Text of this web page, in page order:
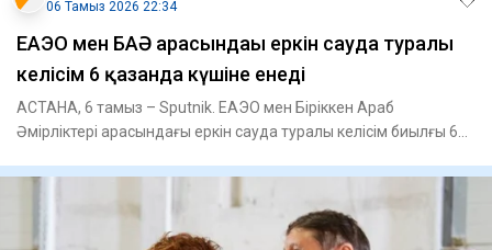
06 Тамыз 2026 22:34
ЕАЭО мен БАӘ арасындағы еркін сауда туралы
келісім 6 қазанда күшіне енеді
АСТАНА, 6 тамыз – Sputnik. ЕАЭО мен Біріккен Араб
Әмірліктері арасындағы еркін сауда туралы келісім биылғы 6